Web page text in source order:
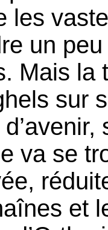
les
un
Mais la
sur
va se
et